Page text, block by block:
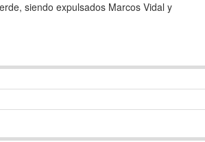
siendo expulsados Marcos Vidal y